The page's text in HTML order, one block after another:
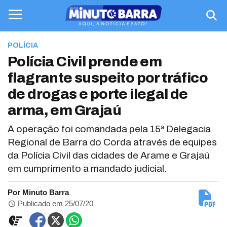
POLÍCIA
Polícia Civil prende em
flagrante suspeito por tráfico
de drogas e porte ilegal de
arma, em Grajaú
A operação foi comandada pela 15ª Delegacia
Regional de Barra do Corda através de equipes
da Polícia Civil das cidades de Arame e Grajaú
em cumprimento a mandado judicial.
Por Minuto Barra
Publicado em 25/07/20